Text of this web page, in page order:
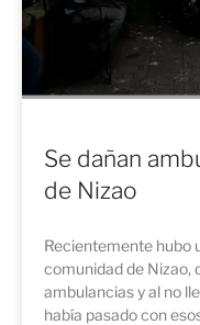
Se dañan
de Nizao
Recientemente hubo
comunidad de Nizao,
ambulancias y al no
había pasado con